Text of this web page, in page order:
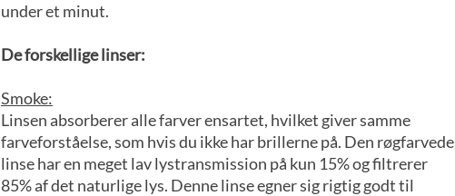
under et minut.
De forskellige linser:
Smoke:
Linsen absorberer alle farver ensartet, hvilket giver samme
farveforståelse, som hvis du ikke har brillerne på. Den røgfarvede
linse har en meget lav lystransmission på kun 15% og filtrerer
85% af det naturlige lys. Denne linse egner sig rigtig godt til